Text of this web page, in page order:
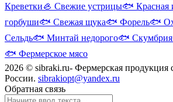
Креветки🦪 Свежие устрицы🐟 Красная
горбуши🐟 Свежая щука🐟 Форель🐟
Сельдь🐟 Минтай недорого🐟 Скумбрия
🐟 Фермерское мясо
2026 © sibraki.ru- Фермерская продукция
России. sibrakiopt@yandex.ru
Обратная связь